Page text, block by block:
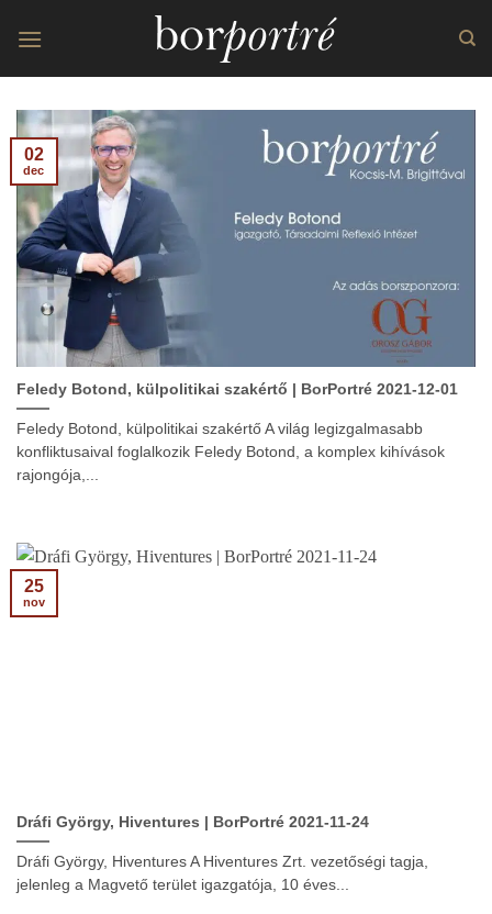
Feledy Botond, külpolitikai szakértő | BorPortré 2021-12-01
Feledy Botond, külpolitikai szakértő A világ legizgalmasabb
konfliktusaival foglalkozik Feledy Botond, a komplex kihívások
rajongója,...
02
dec
Dráfi György, Hiventures | BorPortré 2021-11-24
Dráfi György, Hiventures A Hiventures Zrt. vezetőségi tagja,
jelenleg a Magvető terület igazgatója, 10 éves...
25
nov